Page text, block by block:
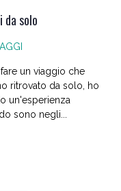
solo
un viaggio che
ritrovato da solo, ho
un'esperienza
sono negli...